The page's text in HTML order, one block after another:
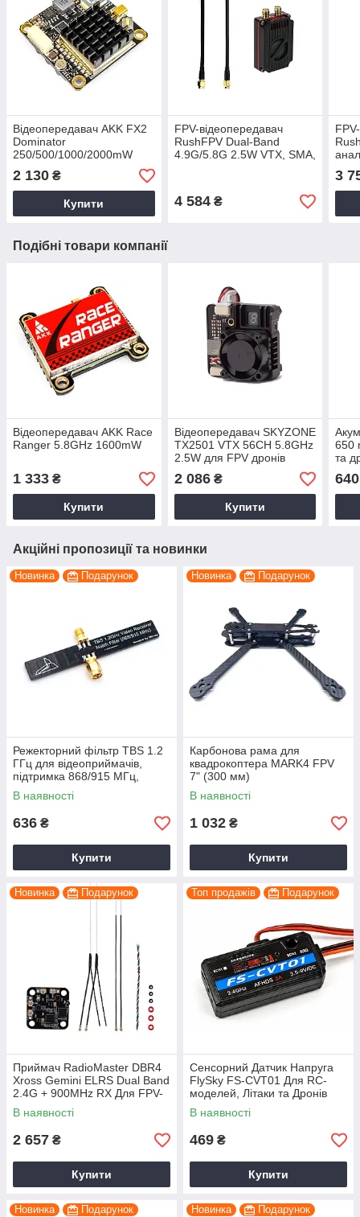
Відеопередавач AKK FX2
Dominator
250/500/1000/2000mW
5.8GHz ; Відеопередавач
FPV; Відеопередавач 2 Вт
2 130 ₴
Купити
FPV-відеопередавач
RushFPV Dual-Band
4.9G/5.8G 2.5W VTX, SMA,
4 584₴
В,
3
Подібні товари компанії
Відеопередавач AKK Race
Ranger 5.8GHz 1600mW
1 333 ₴
Купити
Відеопередавач SKYZONE
TX2501 VTX 56CH 5.8GHz
2.5W для FPV дронів
2 086₴
Купити
650
та
640
Акційні пропозиції та новинки
Новинка Подарунок
Режекторний фільтр TBS 1.2
ГГц для відеоприймачів,
підтримка 868/915 МГц,
далекобійний зв'язок FPV
В наявності
636 ₴
Купити
Новинка Подарунок
Карбонова рама для
квадрокоптера MARK4 FPV
7" (300 мм)
В наявності
1 032 ₴
Купити
Новинка Подарунок
Приймач RadioMaster DBR4
Xross Gemini ELRS Dual Band
2.4G + 900MHz RX Для FPV-
Дронів
В наявності
2 657 ₴
Купити
Топ продажів Подарунок
Сенсорний Датчик Напруга
FlySky FS-CVT01 Для RC-
моделей, Літаки та Дронів
В наявності
469 ₴
Купити
Новинка Подарунок Новинка Подарунок